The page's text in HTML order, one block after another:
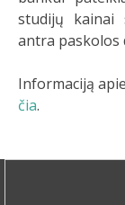
studijų kainai
antra paskolos
Informaciją
čia.